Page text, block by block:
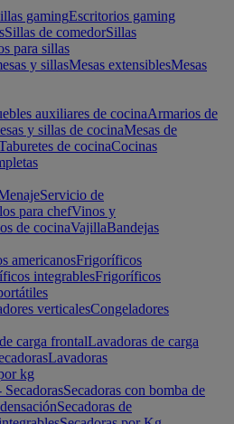
gamingEscritorios gaming
Sillas de comedorSillas
para sillas
y sillasMesas extensiblesMesas
auxiliares de cocinaArmarios de
y sillas de cocinaMesas de
de cocinaCocinas
Servicio de
para chefVinos y
de cocinaVajillaBandejas
americanosFrigoríficos
integrablesFrigoríficos
verticalesCongeladores
carga frontalLavadoras de carga
Lavadoras
kg
Secadoras con bomba de
Secadoras de